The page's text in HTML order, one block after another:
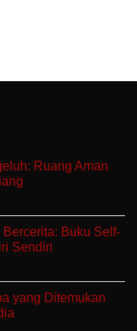
Ruang Aman
Buku Self-
Sendiri
yang Ditemukan